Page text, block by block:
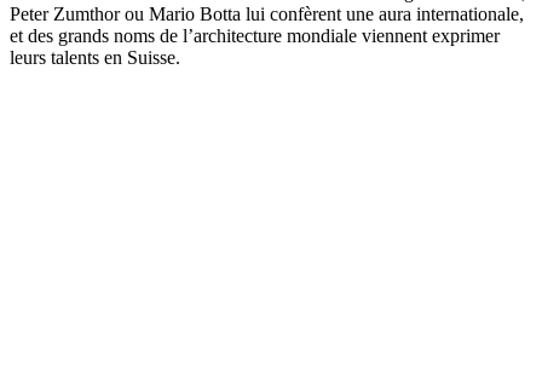
Peter Zumthor ou Mario Botta lui confèrent une aura internationale,
et des grands noms de l’architecture mondiale viennent exprimer
leurs talents en Suisse.